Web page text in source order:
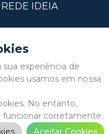
REDE IDEIA
sua experiência de
usamos em nossa
No entanto,
corretamente.
Aceitar Cookies